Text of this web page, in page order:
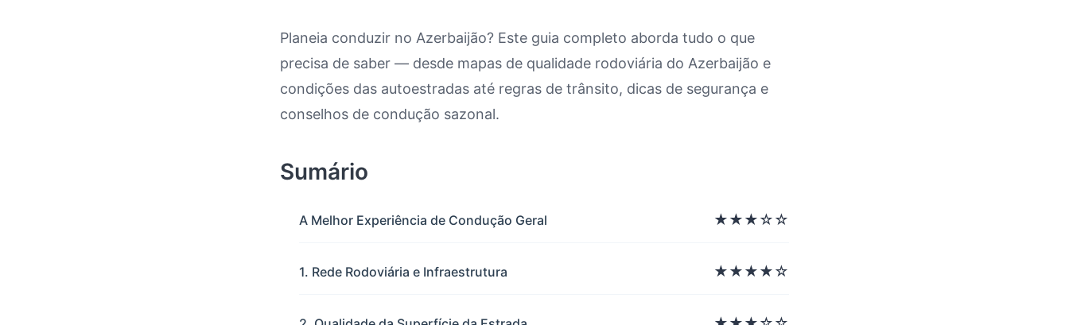
Conduzir no Azerbaijão: Mapa de Qualidade Rodoviária e Relatório
Planeia conduzir no Azerbaijão? Este guia completo aborda tudo o que
precisa de saber — desde mapas de qualidade rodoviária do Azerbaijão e
condições das autoestradas até regras de trânsito, dicas de segurança e
conselhos de condução sazonal.
Sumário
A Melhor Experiência de Condução Geral ★★★☆☆
1. Rede Rodoviária e Infraestrutura ★★★★☆